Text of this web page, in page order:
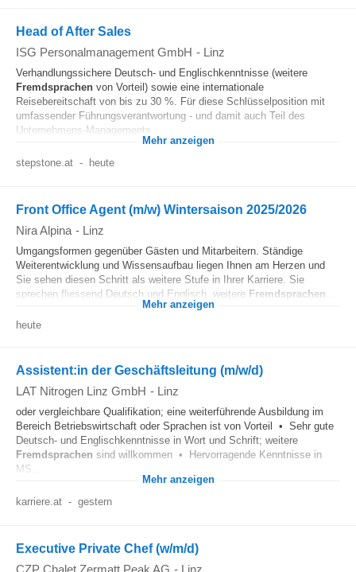
Head of After Sales
ISG Personalmanagement GmbH - Linz
Verhandlungssichere Deutsch- und Englischkenntnisse (weitere
Fremdsprachen von Vorteil) sowie eine internationale
Reisebereitschaft von bis zu 30 %. Für diese Schlüsselposition mit
umfassender Führungsverantwortung - und damit auch Teil des
Unternehmens-Managements...
Mehr anzeigen
stepstone.at - heute
Front Office Agent (m/w) Wintersaison 2025/2026
Nira Alpina - Linz
Umgangsformen gegenüber Gästen und Mitarbeitern. Ständige
Weiterentwicklung und Wissensaufbau liegen Ihnen am Herzen und
Sie sehen diesen Schritt als weitere Stufe in Ihrer Karriere. Sie
sprechen fliessend Deutsch und Englisch, weitere Fremdsprachen
Mehr anzeigen
heute
Assistent:in der Geschäftsleitung (m/w/d)
LAT Nitrogen Linz GmbH - Linz
oder vergleichbare Qualifikation; eine weiterführende Ausbildung im
Bereich Betriebswirtschaft oder Sprachen ist von Vorteil • Sehr gute
Deutsch- und Englischkenntnisse in Wort und Schrift; weitere
Fremdsprachen sind willkommen • Hervorragende Kenntnisse in
MS...
Mehr anzeigen
karriere.at - gestern
Executive Private Chef (w/m/d)
CZP Chalet Zermatt Peak AG - Linz